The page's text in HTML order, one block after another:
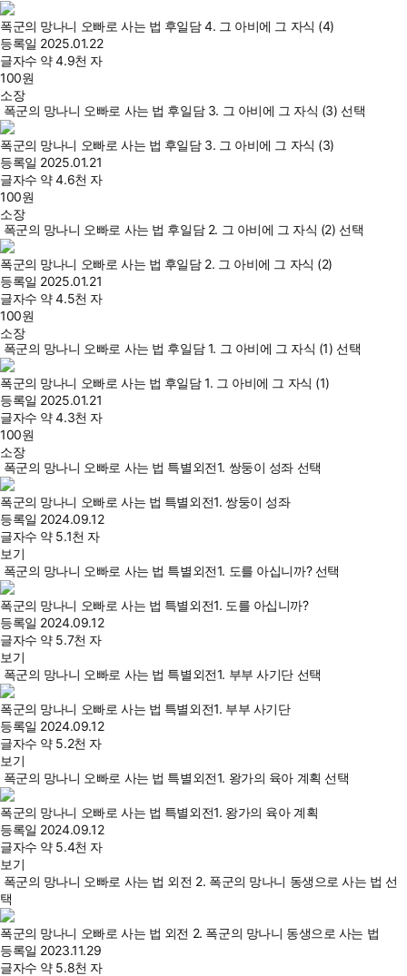
폭군의 망나니 오빠로 사는 법 후일담 4. 그 아비에 그 자식 (4)
등록일 2025.01.22
글자수 약 4.9천 자
100원
소장
폭군의 망나니 오빠로 사는 법 후일담 3. 그 아비에 그 자식 (3) 선택
폭군의 망나니 오빠로 사는 법 후일담 3. 그 아비에 그 자식 (3)
등록일 2025.01.21
글자수 약 4.6천 자
100원
소장
폭군의 망나니 오빠로 사는 법 후일담 2. 그 아비에 그 자식 (2) 선택
폭군의 망나니 오빠로 사는 법 후일담 2. 그 아비에 그 자식 (2)
등록일 2025.01.21
글자수 약 4.5천 자
100원
소장
폭군의 망나니 오빠로 사는 법 후일담 1. 그 아비에 그 자식 (1) 선택
폭군의 망나니 오빠로 사는 법 후일담 1. 그 아비에 그 자식 (1)
등록일 2025.01.21
글자수 약 4.3천 자
100원
소장
폭군의 망나니 오빠로 사는 법 특별외전1. 쌍둥이 성좌 선택
폭군의 망나니 오빠로 사는 법 특별외전1. 쌍둥이 성좌
등록일 2024.09.12
글자수 약 5.1천 자
보기
폭군의 망나니 오빠로 사는 법 특별외전1. 도를 아십니까? 선택
폭군의 망나니 오빠로 사는 법 특별외전1. 도를 아십니까?
등록일 2024.09.12
글자수 약 5.7천 자
보기
폭군의 망나니 오빠로 사는 법 특별외전1. 부부 사기단 선택
폭군의 망나니 오빠로 사는 법 특별외전1. 부부 사기단
등록일 2024.09.12
글자수 약 5.2천 자
보기
폭군의 망나니 오빠로 사는 법 특별외전1. 왕가의 육아 계획 선택
폭군의 망나니 오빠로 사는 법 특별외전1. 왕가의 육아 계획
등록일 2024.09.12
글자수 약 5.4천 자
보기
폭군의 망나니 오빠로 사는 법 외전 2. 폭군의 망나니 동생으로 사는 법 선
택
폭군의 망나니 오빠로 사는 법 외전 2. 폭군의 망나니 동생으로 사는 법
등록일 2023.11.29
글자수 약 5.8천 자